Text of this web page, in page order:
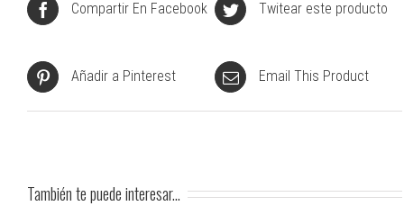
Compartir En Facebook Twitear este producto
Añadir a Pinterest Email This Product
También te puede interesar...